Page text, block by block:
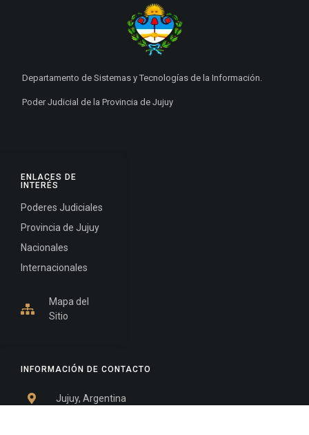
INFORMACIÓN DE CONTACTO
Jujuy, Argentina
ENLACES DE
INTERÉS
Poderes Judiciales
Provincia de Jujuy
Nacionales
Internacionales
Mapa del
Sitio
Departamento de Sistemas y Tecnologías de la Información.
Poder Judicial de la Provincia de Jujuy